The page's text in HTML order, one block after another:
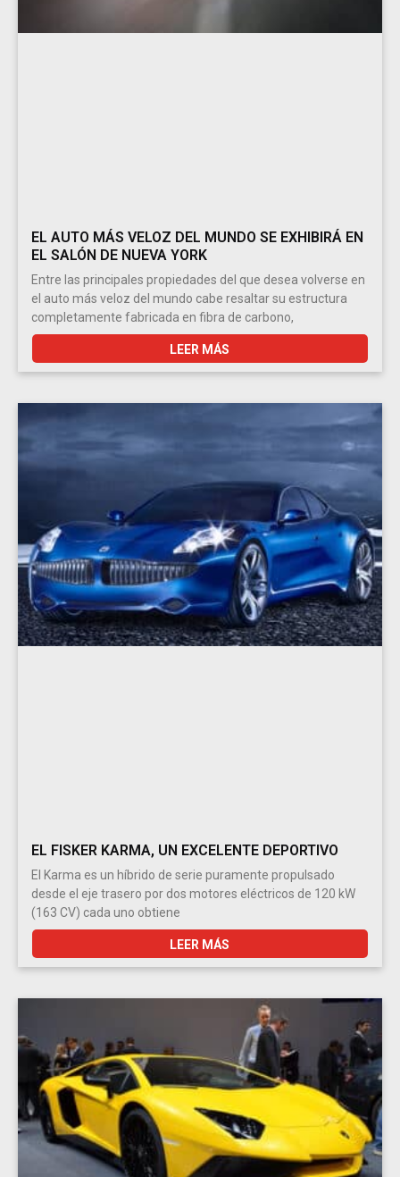
EL AUTO MÁS VELOZ DEL MUNDO SE EXHIBIRÁ EN
EL SALÓN DE NUEVA YORK
Entre las principales propiedades del que desea volverse en
el auto más veloz del mundo cabe resaltar su estructura
completamente fabricada en fibra de carbono,
LEER MÁS
EL FISKER KARMA, UN EXCELENTE DEPORTIVO
El Karma es un híbrido de serie puramente propulsado
desde el eje trasero por dos motores eléctricos de 120 kW
(163 CV) cada uno obtiene
LEER MÁS